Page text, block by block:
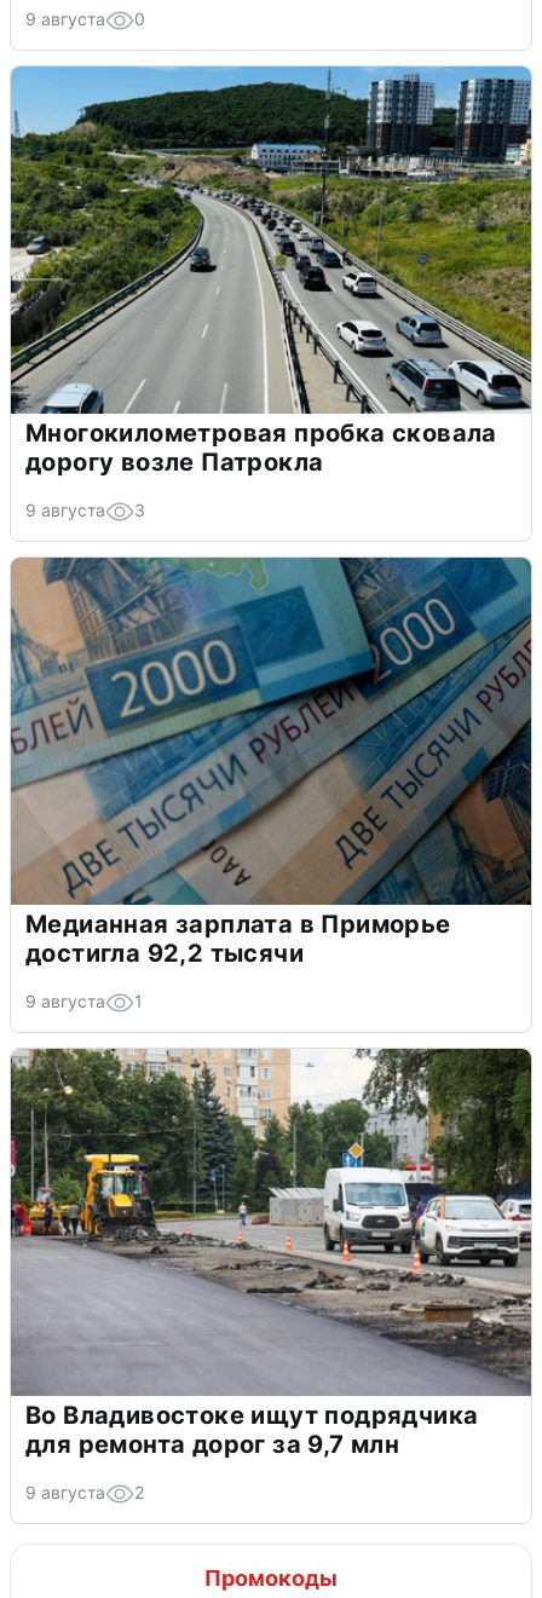
9 августа 0
Многокилометровая пробка сковала
дорогу возле Патрокла
9 августа 3
Медианная зарплата в Приморье
достигла 92,2 тысячи
9 августа 1
Во Владивостоке ищут подрядчика
для ремонта дорог за 9,7 млн
9 августа 2
Промокоды